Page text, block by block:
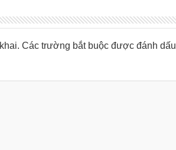
Các trường bắt buộc được đánh dấu